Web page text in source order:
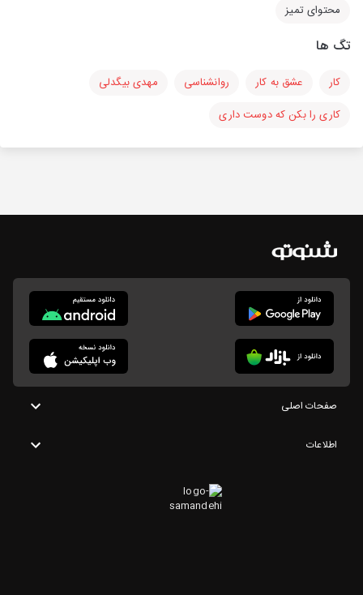
محتوای تمیز
تگ ها
کار عشق به کار روانشناسی
مهدی بیگدلی
کاری را بکن که دوست داری
صفحات اصلی
اطلاعات